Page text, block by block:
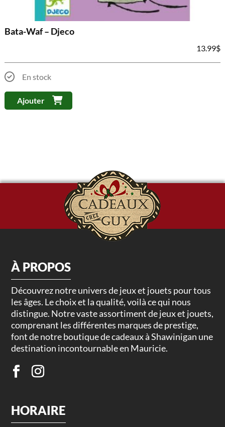
Bata-Waf – Djeco
13.99$
En stock
Ajouter
À PROPOS
Découvrez notre univers de jeux et jouets pour tous
les âges. Le choix et la qualité, voilà ce qui nous
distingue. Notre vaste assortiment de jeux et jouets,
comprenant les différentes marques de prestige,
font de notre boutique de cadeaux à Shawinigan une
destination incontournable en Mauricie.
HORAIRE